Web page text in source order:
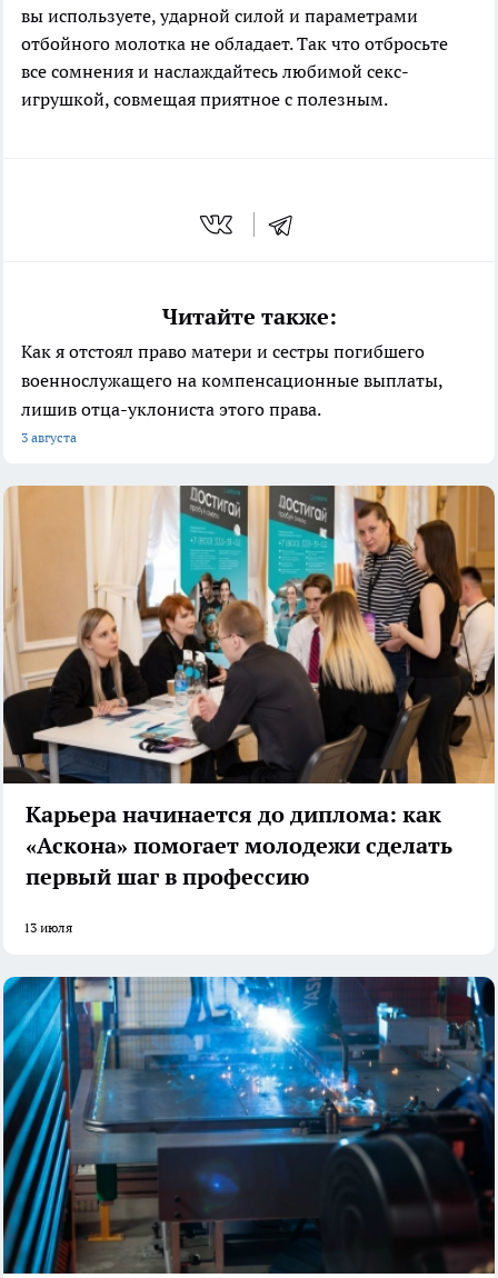
вы используете, ударной силой и параметрами
отбойного молотка не обладает. Так что отбросьте
все сомнения и наслаждайтесь любимой секс-
игрушкой, совмещая приятное с полезным.
Читайте также:
Как я отстоял право матери и сестры погибшего
военнослужащего на компенсационные выплаты,
лишив отца-уклониста этого права.
3 августа
Карьера начинается до диплома: как
«Аскона» помогает молодежи сделать
первый шаг в профессию
13 июля